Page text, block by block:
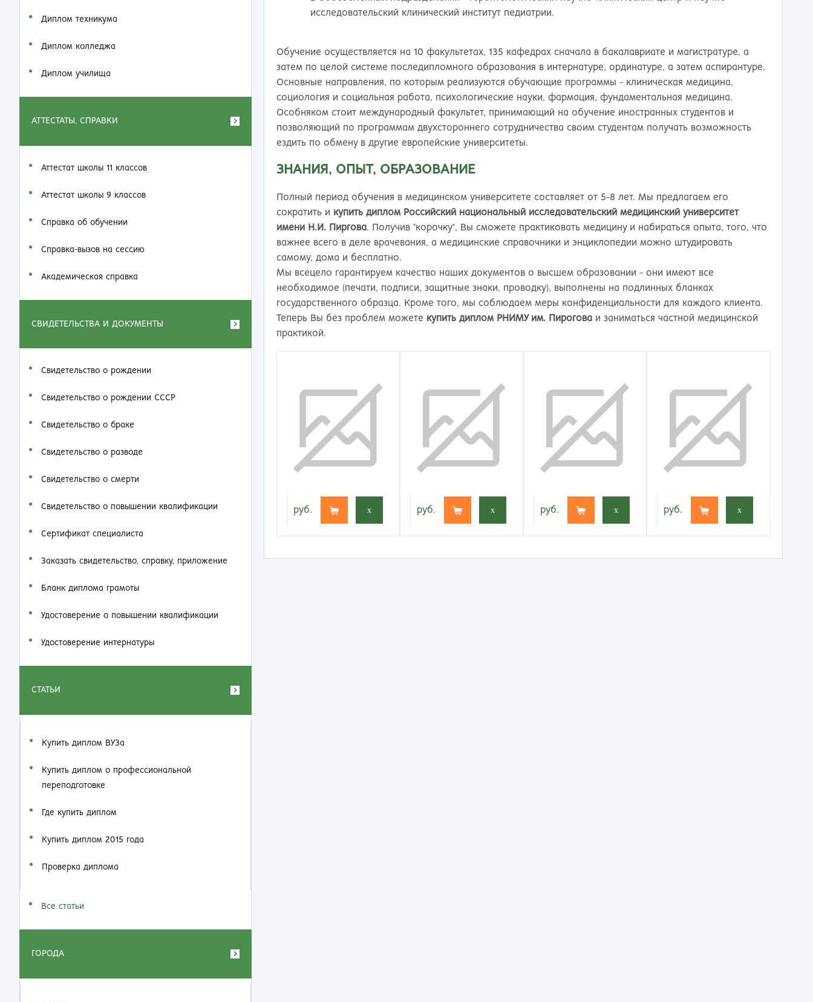
Диплом техникума
Диплом колледжа
Диплом училища
АТТЕСТАТЫ, СПРАВКИ
Аттестат школы 11 классов
Аттестат школы 9 классов
Справка об обучении
Справка-вызов на сессию
Академическая справка
СВИДЕТЕЛЬСТВА И ДОКУМЕНТЫ
Свидетельство о рождении
Свидетельство о рождении СССР
Свидетельство о браке
Свидетельство о разводе
Свидетельство о смерти
Свидетельство о повышении квалификации
Сертификат специалиста
Заказать cвидетельство, справку, приложение
Бланк диплома грамоты
Удостоверение о повышении квалификации
Удостоверение интернатуры
СТАТЬИ
Купить диплом ВУЗа
Купить диплом о профессиональной
переподготовке
Где купить диплом
Купить диплом 2015 года
Проверка диплома
Все статьи
ГОРОДА
исследовательский клинический институт педиатрии.
Обучение осуществляется на 10 факультетах, 135 кафедрах сначала в бакалавриате и магистратуре, а
затем по целой системе последипломного образования в интернатуре, ординатуре, а затем аспирантуре.
Основные направления, по которым реализуются обучающие программы - клиническая медицина,
социология и социальная работа, психологические науки, фармация, фундаментальная медицина.
Особняком стоит международный факультет, принимающий на обучение иностранных студентов и
позволяющий по программам двухстороннего сотрудничества своим студентам получать возможность
ездить по обмену в другие европейские университеты.
ЗНАНИЯ, ОПЫТ, ОБРАЗОВАНИЕ
Полный период обучения в медицинском университете составляет от 5-8 лет. Мы предлагаем его
сократить и купить диплом Российский национальный исследовательский медицинский университет
имени Н.И. Пиргова. Получив "корочку", Вы сможете практиковать медицину и набираться опыта, того, что
важнее всего в деле врачевания, а медицинские справочники и энциклопедии можно штудировать
самому, дома и бесплатно.
Мы всецело гарантируем качество наших документов о высшем образовании - они имеют все
необходимое (печати, подписи, защитные знаки, проводку), выполнены на подлинных бланках
государственного образца. Кроме того, мы соблюдаем меры конфиденциальности для каждого клиента.
Теперь Вы без проблем можете купить диплом РНИМУ им. Пирогова и заниматься частной медицинской
практикой.
руб. x руб. x руб. x руб. x